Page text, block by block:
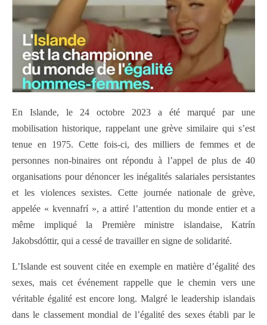
En Islande, le 24 octobre 2023 a été marqué par une
mobilisation historique, rappelant une grève similaire qui s’est
tenue en 1975. Cette fois-ci, des milliers de femmes et de
personnes non-binaires ont répondu à l’appel de plus de 40
organisations pour dénoncer les inégalités salariales persistantes
et les violences sexistes. Cette journée nationale de grève,
appelée « kvennafrí », a attiré l’attention du monde entier et a
même impliqué la Première ministre islandaise, Katrín
Jakobsdóttir, qui a cessé de travailler en signe de solidarité.
L’Islande est souvent citée en exemple en matière d’égalité des
sexes, mais cet événement rappelle que le chemin vers une
véritable égalité est encore long. Malgré le leadership islandais
dans le classement mondial de l’égalité des sexes établi par le